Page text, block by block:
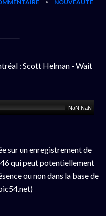
•
NOUVEAUTÉ
: Scott Helman - Wait
NaN:NaN
sur un enregistrement de
qui peut potentiellement
ou non dans la base de